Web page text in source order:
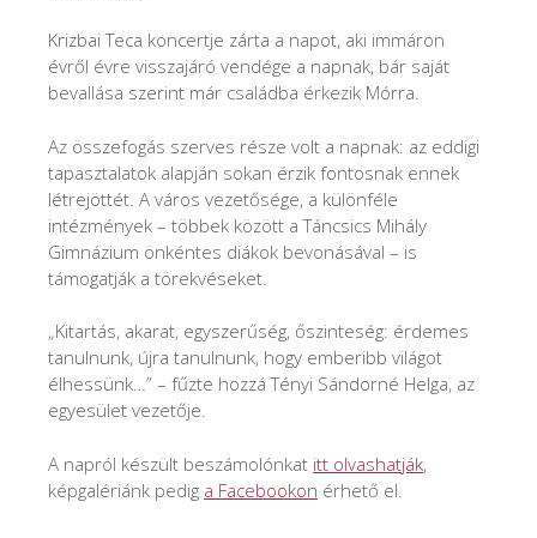
Krizbai Teca koncertje zárta a napot, aki immáron
évről évre visszajáró vendége a napnak, bár saját
bevallása szerint már családba érkezik Mórra.
Az összefogás szerves része volt a napnak: az eddigi
tapasztalatok alapján sokan érzik fontosnak ennek
létrejöttét. A város vezetősége, a különféle
intézmények – többek között a Táncsics Mihály
Gimnázium önkéntes diákok bevonásával – is
támogatják a törekvéseket.
„Kitartás, akarat, egyszerűség, őszinteség: érdemes
tanulnunk, újra tanulnunk, hogy emberibb világot
élhessünk…” – fűzte hozzá Tényi Sándorné Helga, az
egyesület vezetője.
A napról készült beszámolónkat itt olvashatják,
képgalériánk pedig a Facebookon érhető el.